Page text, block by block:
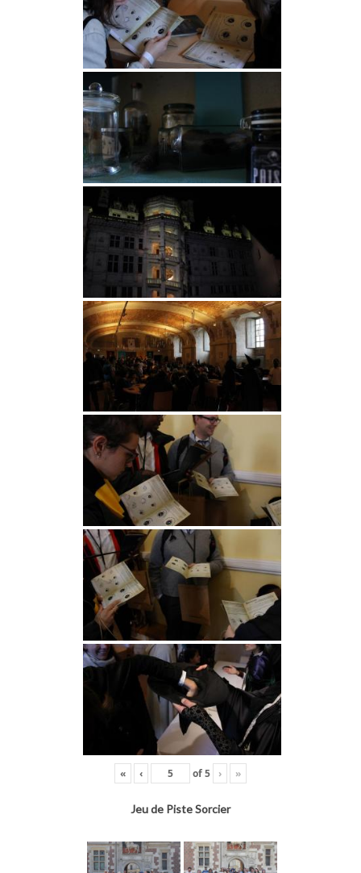
« ‹ of5 › »
Jeu de Piste Sorcier